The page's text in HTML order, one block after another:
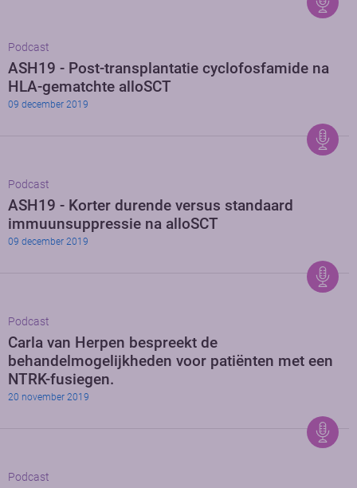
Podcast
ASH19 - Post-transplantatie cyclofosfamide na
HLA-gematchte alloSCT
09 december 2019
Podcast
ASH19 - Korter durende versus standaard
immuunsuppressie na alloSCT
09 december 2019
Podcast
Carla van Herpen bespreekt de
behandelmogelijkheden voor patiënten met een
NTRK-fusiegen.
20 november 2019
Podcast